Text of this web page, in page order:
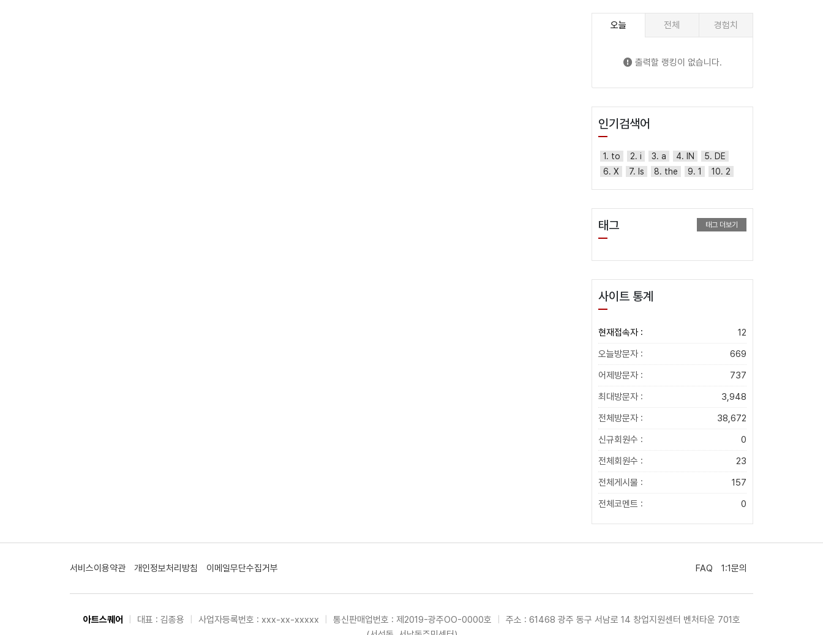
오늘 전체 경험치
출력할 랭킹이 없습니다.
인기검색어
1. to 2. i 3. a 4. IN
5. DE
6. X
7. Is 8. the 9. 1 10. 2
태그 태그 더보기
사이트 통계
현재접속자 :
12
오늘방문자 :
669
어제방문자 :
737
최대방문자 :
3,948
전체방문자 :
38,672
신규회원수 :
0
전체회원수 :
23
전체게시물 :
157
전체코멘트 :
0
서비스이용약관 개인정보처리방침 이메일무단수집거부 FAQ 1:1문의
아트스퀘어 대표 : 김종용 사업자등록번호 : xxx-xx-xxxxx 통신판매업번호 : 제2019-광주OO-0000호
주소 : 61468 광주 동구 서남로 14 창업지원센터 벤처타운 701호